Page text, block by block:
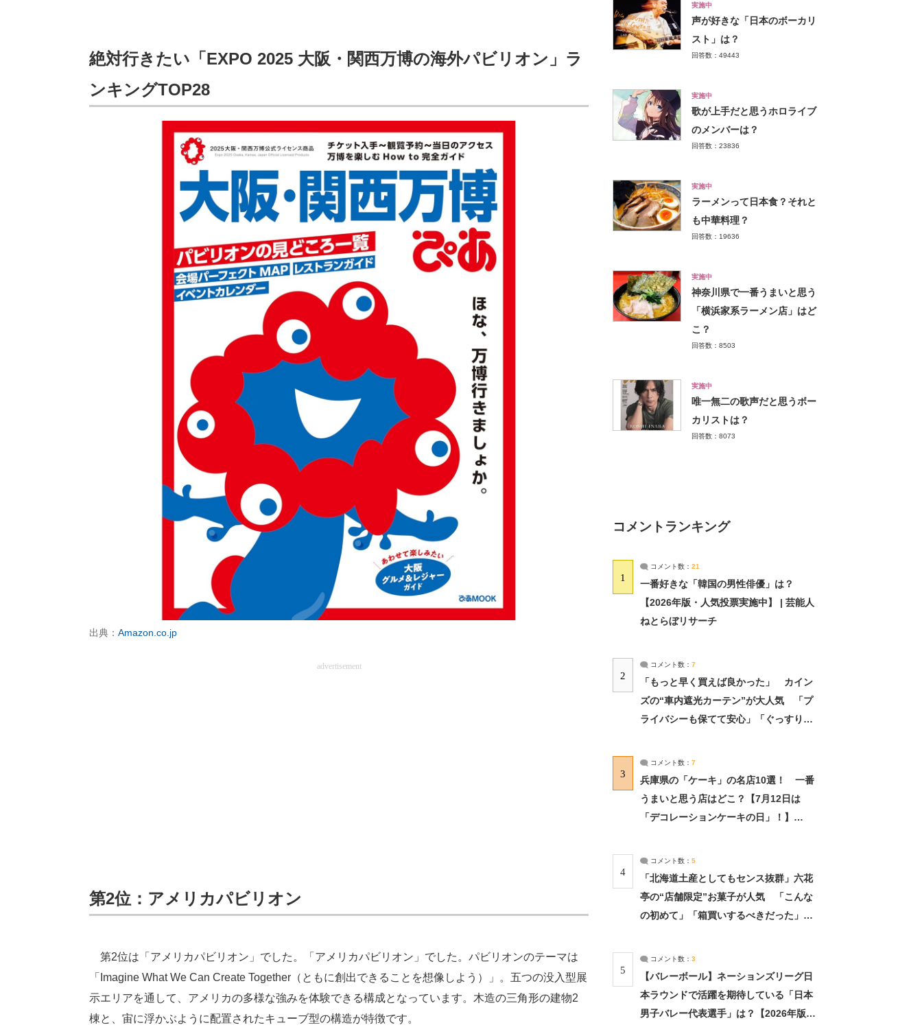
絶対行きたい「EXPO 2025 大阪・関西万博の海外パビリオン」ラ
ンキングTOP28
出典： Amazon.co.jp
advertisement
第2位：アメリカパビリオン
第2位は「アメリカパビリオン」でした。「アメリカパビリオン」でした。パビリオンのテーマは
「Imagine What We Can Create Together（ともに創出できることを想像しよう）」。五つの没入型展
示エリアを通して、アメリカの多様な強みを体験できる構成となっています。木造の三角形の建物2
棟と、宙に浮かぶように配置されたキューブ型の構造が特徴です。
実施中
声が好きな「日本のボーカリ
スト」は？
回答数：49443
実施中
歌が上手だと思うホロライブ
のメンバーは？
回答数：23836
実施中
ラーメンって日本食？それと
も中華料理？
回答数：19636
実施中
神奈川県で一番うまいと思う
「横浜家系ラーメン店」はど
こ？
回答数：8503
実施中
唯一無二の歌声だと思うボー
カリストは？
回答数：8073
コメントランキング
1
コメント数： 21
一番好きな「韓国の男性俳優」は？
【2026年版・人気投票実施中】 | 芸能人
ねとらぼリサーチ
2
コメント数： 7
「もっと早く買えば良かった」 カイン
ズの“車内遮光カーテン”が大人気 「プ
ライバシーも保てて安心」「ぐっすり眠
3
コメント数： 7
兵庫県の「ケーキ」の名店10選！ 一番
うまいと思う店はどこ？【7月12日は
「デコレーションケーキの日」！】
4
コメント数： 5
「北海道土産としてもセンス抜群」六花
亭の“店舗限定”お菓子が人気 「こんな
の初めて」「箱買いするべきだった」
5
コメント数： 3
【バレーボール】ネーションズリーグ日
本ラウンドで活躍を期待している「日本
男子バレー代表選手」は？【2026年版・